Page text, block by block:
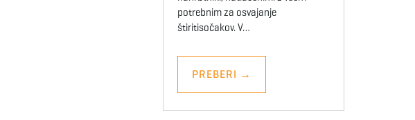
potrebnim za osvajanje
štiritisočakov. V…
PREBERI →